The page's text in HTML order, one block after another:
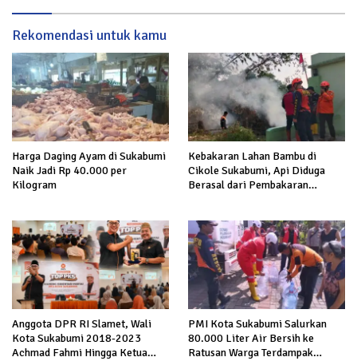
Rekomendasi untuk kamu
Harga Daging Ayam di Sukabumi
Naik Jadi Rp 40.000 per
Kilogram
Kebakaran Lahan Bambu di
Cikole Sukabumi, Api Diduga
Berasal dari Pembakaran
Anggota DPR RI Slamet, Wali
Kota Sukabumi 2018-2023
Achmad Fahmi Hingga Ketua
PMI Kota Sukabumi Salurkan
80.000 Liter Air Bersih ke
Ratusan Warga Terdampak